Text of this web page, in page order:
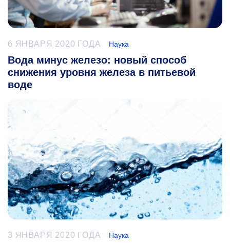
6 ЯНВАРЯ 2020 ГОДА Наука
Вода минус железо: новый способ
снижения уровня железа в питьевой
воде
3 ЯНВАРЯ 2020 ГОДА Наука